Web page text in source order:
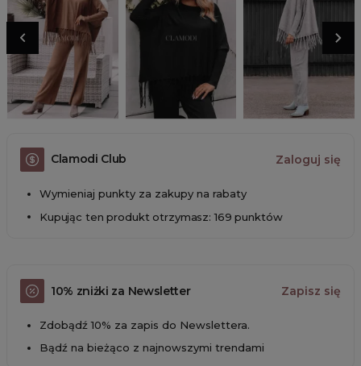
Clamodi Club Zaloguj się
Wymieniaj punkty za zakupy na rabaty
Kupując ten produkt otrzymasz: 169 punktów
10% zniżki za Newsletter Zapisz się
Zdobądź 10% za zapis do Newslettera.
Bądź na bieżąco z najnowszymi trendami